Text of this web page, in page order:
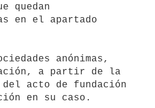
quedan
a partir de la
en su caso.